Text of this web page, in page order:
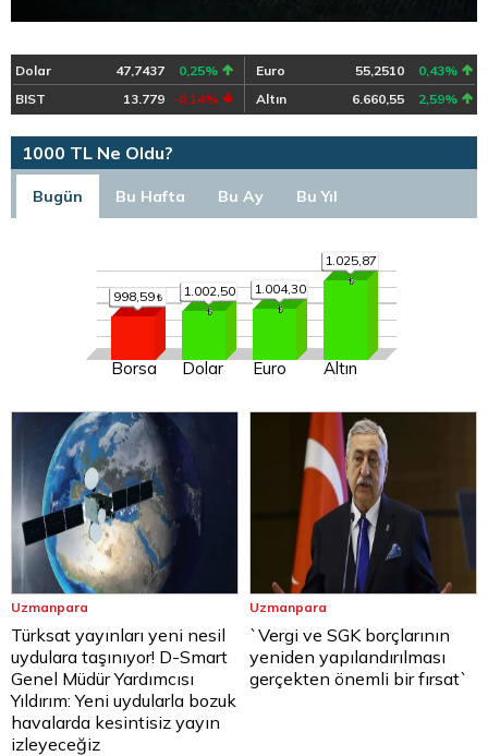
Dolar 47,7437 0,25% Euro 55,2510
0,43%
BIST
13.779 -0,14% Altın 6.660,55 2,59%
1000 TL Ne Oldu?
Bugün Bu Hafta Bu Ay Bu Yıl
998,59
Borsa
1.002,50
Dolar
1.004,30
Euro
1.025,87
Altın
Uzmanpara
Türksat yayınları yeni nesil
uydulara taşınıyor! D-Smart
Genel Müdür Yardımcısı
Yıldırım: Yeni uydularla bozuk
havalarda kesintisiz yayın
izleyeceğiz
Uzmanpara
`Vergi ve SGK borçlarının
yeniden yapılandırılması
gerçekten önemli bir fırsat`